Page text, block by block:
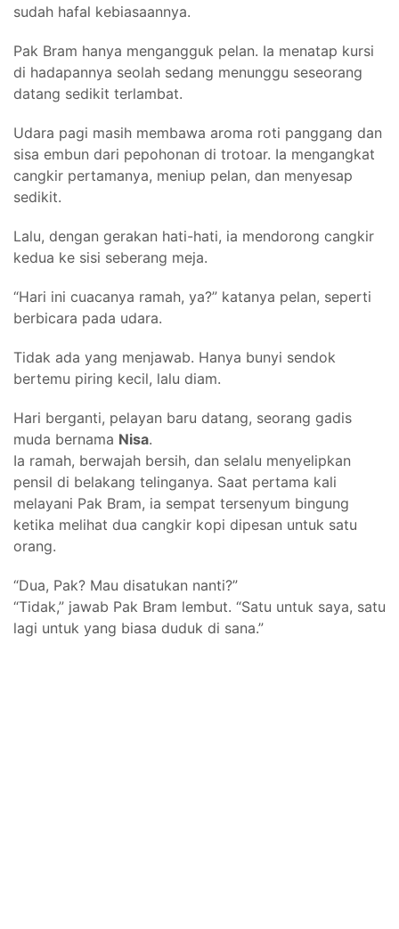
sudah hafal kebiasaannya.
Pak Bram hanya mengangguk pelan. Ia menatap kursi
di hadapannya seolah sedang menunggu seseorang
datang sedikit terlambat.
Udara pagi masih membawa aroma roti panggang dan
sisa embun dari pepohonan di trotoar. Ia mengangkat
cangkir pertamanya, meniup pelan, dan menyesap
sedikit.
Lalu, dengan gerakan hati-hati, ia mendorong cangkir
kedua ke sisi seberang meja.
“Hari ini cuacanya ramah, ya?” katanya pelan, seperti
berbicara pada udara.
Tidak ada yang menjawab. Hanya bunyi sendok
bertemu piring kecil, lalu diam.
Hari berganti, pelayan baru datang, seorang gadis
muda bernama Nisa.
Ia ramah, berwajah bersih, dan selalu menyelipkan
pensil di belakang telinganya. Saat pertama kali
melayani Pak Bram, ia sempat tersenyum bingung
ketika melihat dua cangkir kopi dipesan untuk satu
orang.
“Dua, Pak? Mau disatukan nanti?”
“Tidak,” jawab Pak Bram lembut. “Satu untuk saya, satu
lagi untuk yang biasa duduk di sana.”